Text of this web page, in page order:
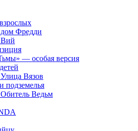
Фредди
Вий
— особая версия
Вязов
подземелья
Ведьм